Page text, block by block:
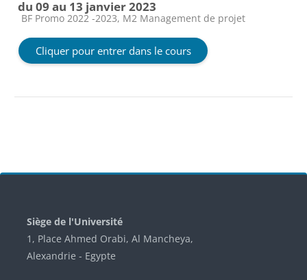
du 09 au 13 janvier 2023
Catégorie de cours
BF Promo 2022 -2023, M2 Management de projet
Cliquer pour entrer dans le cours
Siège de l'Université
1, Place Ahmed Orabi, Al Mancheya,
Alexandrie - Egypte